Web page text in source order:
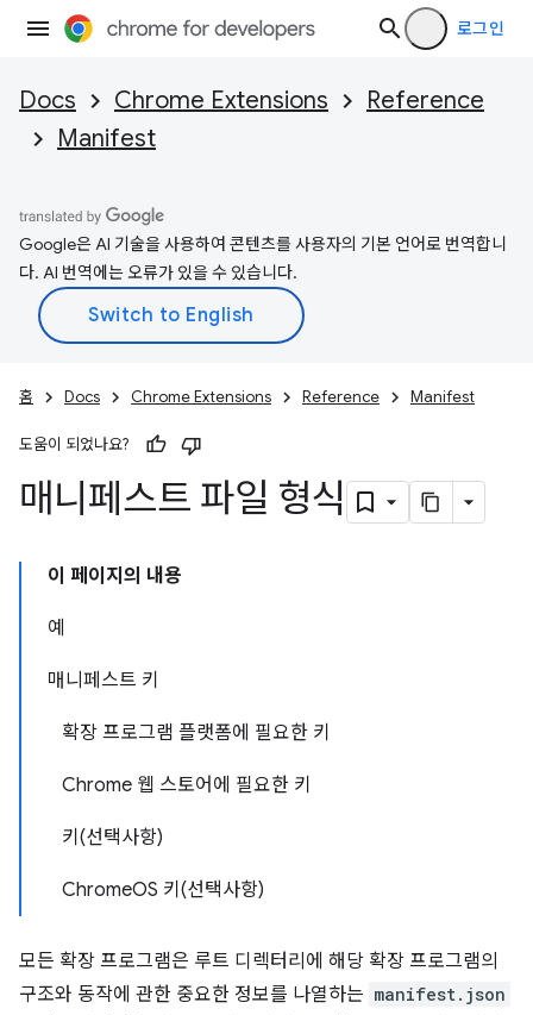
로그인
Docs Chrome Extensions
Reference
Manifest
Google은 AI 기술을 사용하여 콘텐츠를 사용자의 기본 언어로 번역합니
다. AI 번역에는 오류가 있을 수 있습니다.
홈 Docs Chrome Extensions Reference Manifest
도움이 되었나요?
매니페스트 파일 형식
이 페이지의 내용
예
매니페스트 키
확장 프로그램 플랫폼에 필요한 키
Chrome 웹 스토어에 필요한 키
키(선택사항)
ChromeOS 키(선택사항)
모든 확장 프로그램은 루트 디렉터리에 해당 확장 프로그램의
구조와 동작에 관한 중요한 정보를 나열하는 manifest.json